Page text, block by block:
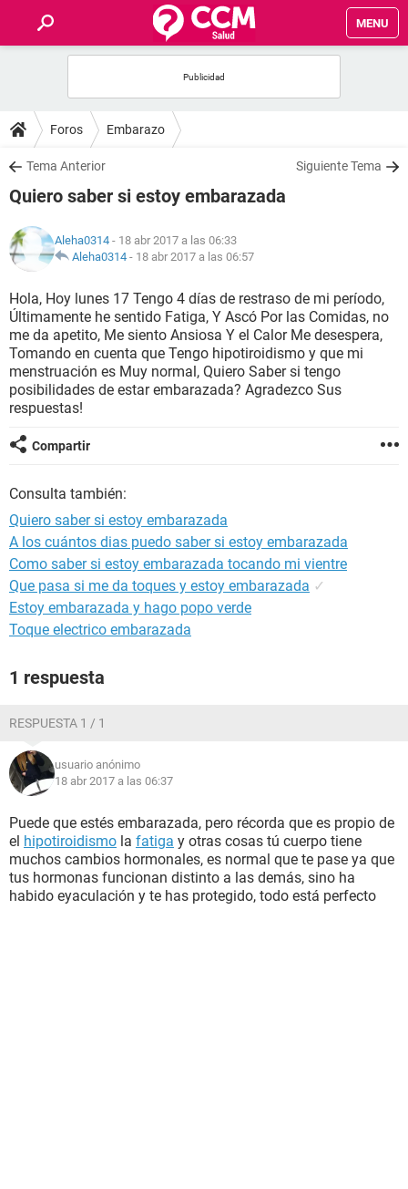
MENU
FOROS
SALUD
FAMILIA
NUTRICIÓN
BIENESTAR
SEXUALIDAD
GLOSARIO
Foros Embarazo
Tema Anterior Siguiente Tema
Quiero saber si estoy embarazada
Aleha0314 - 18 abr 2017 a las 06:33
Aleha0314 - 18 abr 2017 a las 06:57
Hola, Hoy lunes 17 Tengo 4 días de restraso de mi período,
Últimamente he sentido Fatiga, Y Ascó Por las Comidas, no
me da apetito, Me siento Ansiosa Y el Calor Me desespera,
Tomando en cuenta que Tengo hipotiroidismo y que mi
menstruación es Muy normal, Quiero Saber si tengo
posibilidades de estar embarazada? Agradezco Sus
respuestas!
Compartir
Consulta también:
Quiero saber si estoy embarazada
A los cuántos dias puedo saber si estoy embarazada
Como saber si estoy embarazada tocando mi vientre
Que pasa si me da toques y estoy embarazada ✓
Estoy embarazada y hago popo verde
Toque electrico embarazada
1 respuesta
RESPUESTA 1 / 1
usuario anónimo
18 abr 2017 a las 06:37
Puede que estés embarazada, pero récorda que es propio de
el hipotiroidismo la fatiga y otras cosas tú cuerpo tiene
muchos cambios hormonales, es normal que te pase ya que
tus hormonas funcionan distinto a las demás, sino ha
habido eyaculación y te has protegido, todo está perfecto